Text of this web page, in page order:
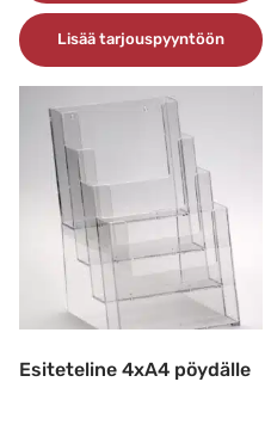
Lisää tarjouspyyntöön
Esiteteline 4xA4 pöydälle